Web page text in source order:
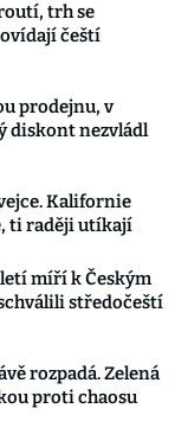
trh se
čeští
prodejnu, v
diskont nezvládl
Kalifornie
ti raději utíkají
míří k Českým
středočeští
rozpadá. Zelená
proti chaosu